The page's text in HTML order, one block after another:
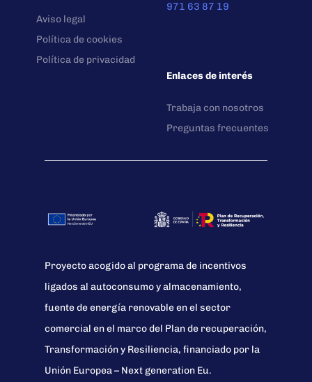
Aviso legal
Política de cookies
Política de privacidad
971 63 87 19
Enlaces de interés
Trabaja con nosotros
Preguntas frecuentes
Proyecto acogido al programa de incentivos
ligados al autoconsumo y almacenamiento,
fuente de energía renovable en el sector
comercial en el marco del Plan de recuperación,
Transformación y Resiliencia, financiado por la
Unión Europea – Next generation Eu.